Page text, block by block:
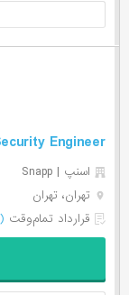
Engineer
اسنپ | Snapp
تهران، تهران
قرارداد تمام‌وقت